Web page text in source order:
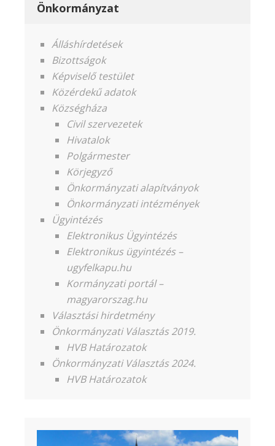
Önkormányzat
Álláshírdetések
Bizottságok
Képviselő testület
Közérdekű adatok
Községháza
Civil szervezetek
Hivatalok
Polgármester
Körjegyző
Önkormányzati alapítványok
Önkormányzati intézmények
Ügyintézés
Elektronikus Ügyintézés
Elektronikus ügyintézés –
ugyfelkapu.hu
Kormányzati portál –
magyarorszag.hu
Választási hirdetmény
Önkormányzati Választás 2019.
HVB Határozatok
Önkormányzati Választás 2024.
HVB Határozatok